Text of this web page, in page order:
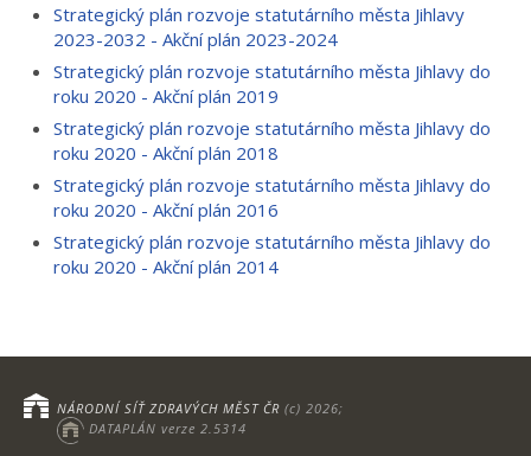
Strategický plán rozvoje statutárního města Jihlavy
2023-2032 - Akční plán 2023-2024
Strategický plán rozvoje statutárního města Jihlavy do
roku 2020 - Akční plán 2019
Strategický plán rozvoje statutárního města Jihlavy do
roku 2020 - Akční plán 2018
Strategický plán rozvoje statutárního města Jihlavy do
roku 2020 - Akční plán 2016
Strategický plán rozvoje statutárního města Jihlavy do
roku 2020 - Akční plán 2014
NÁRODNÍ SÍŤ ZDRAVÝCH MĚST ČR (c) 2026;
DATAPLÁN verze 2.5314